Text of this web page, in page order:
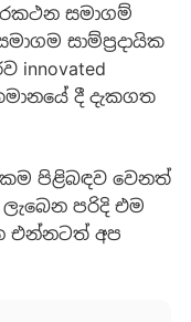
සමාගම්
සාම්ප්‍රදායික
innovated
දී දැකගත
පිළිබඳව වෙනත්
පරිදි එම
එන්නටත් අප